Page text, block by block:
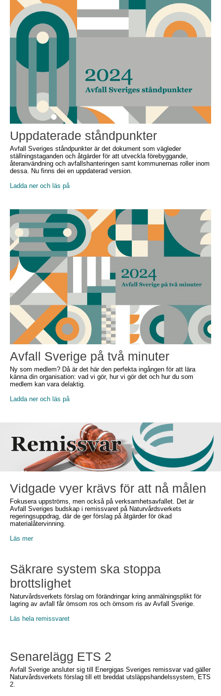
Uppdaterade ståndpunkter
Avfall Sveriges ståndpunkter är det dokument som vägleder
ställningstaganden och åtgärder för att utveckla förebyggande,
återanvändning och avfallshanteringen samt kommunernas roller inom
dessa. Nu finns dei en uppdaterad version.
Ladda ner och läs på
Avfall Sverige på två minuter
Ny som medlem? Då är det här den perfekta ingången för att lära
känna din organisation: vad vi gör, hur vi gör det och hur du som
medlem kan vara delaktig.
Ladda ner och läs på
Vidgade vyer krävs för att nå målen
Fokusera uppströms, men också på verksamhetsavfallet. Det är
Avfall Sveriges budskap i remissvaret på Naturvårdsverkets
regeringsuppdrag, där de ger förslag på åtgärder för ökad
materialåtervinning.
Läs mer
Säkrare system ska stoppa
brottslighet
Naturvårdsverkets förslag om förändringar kring anmälningsplikt för
lagring av avfall får ömsom ros och ömsom ris av Avfall Sverige.
Läs hela remissvaret
Senarelägg ETS 2
Avfall Sverige ansluter sig till Energigas Sveriges remissvar vad gäller
Naturvårdsverkets förslag till ett breddat utsläppshandelssystem, ETS
2.